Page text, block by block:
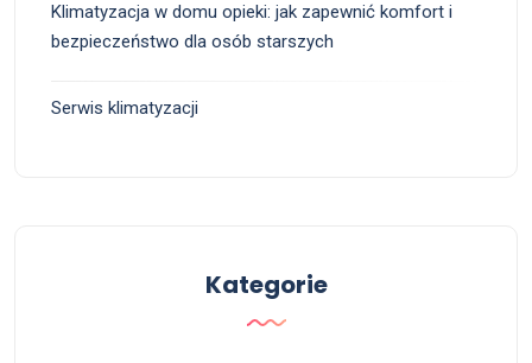
Klimatyzacja w domu opieki: jak zapewnić komfort i
bezpieczeństwo dla osób starszych
Serwis klimatyzacji
Kategorie